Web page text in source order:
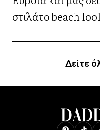
στιλάτο beach
Δείτε